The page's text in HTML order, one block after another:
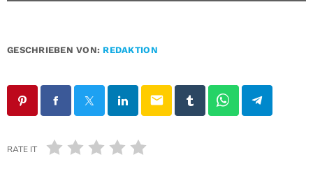
GESCHRIEBEN VON: REDAKTION
email
RATE IT